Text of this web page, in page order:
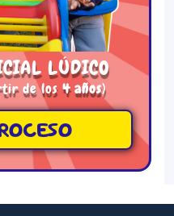
LÚDICO
de los 4 años)